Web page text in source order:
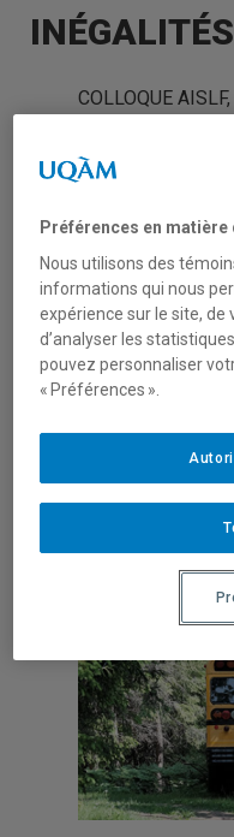
COLLOQUE
programme de
international en
du22 au 25 mai
sur le thème «
territoires face
l’appel à
s’articulera autour
pluralité des
ressource, des
collectif aux
Préférences en matière
Nous utilisons des
informations qui nous
expérience sur le site, de
d’analyser les
pouvez personnaliser
« Préférences ».